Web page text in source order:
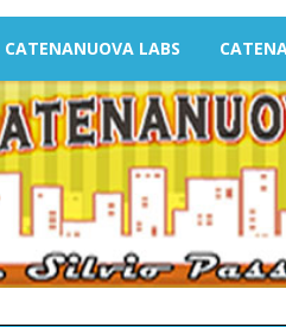
CATENANUOVA LABS